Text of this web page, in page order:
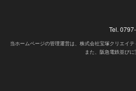
Tel.
当ホームページの管理運営は、株式会社宝塚クリエイ
また、阪急電鉄並び